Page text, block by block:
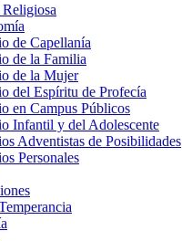
de Capellanía
de la Familia
de la Mujer
del Espíritu de Profecía
en Campus Públicos
Infantil y del Adolescente
Adventistas de Posibilidades
Personales